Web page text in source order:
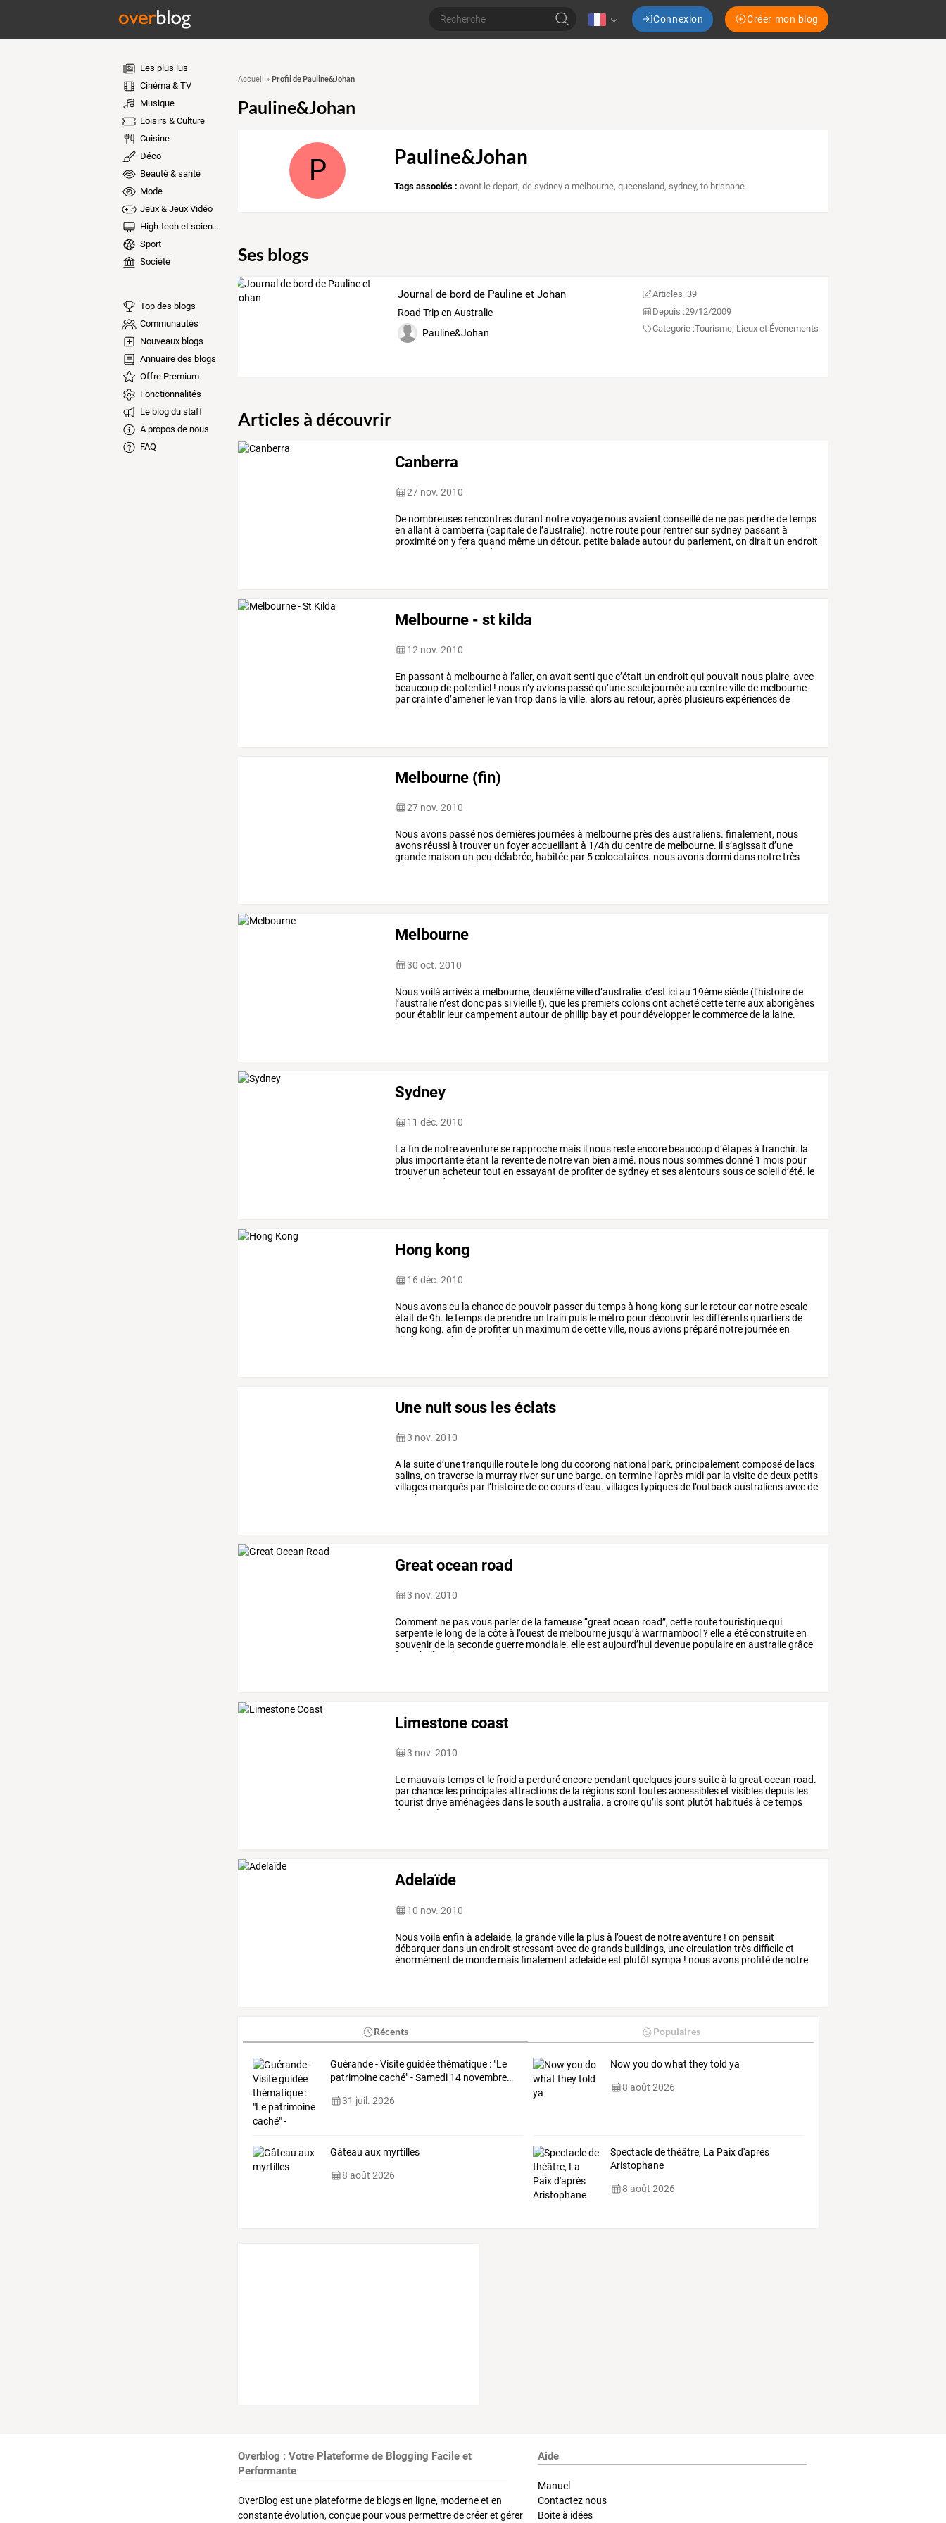
Connexion Créer mon blog
Les plus lus
Cinéma & TV
Musique
Loisirs & Culture
Cuisine
Déco
Beauté & santé
Mode
Jeux & Jeux Vidéo
High-tech et sciences
Sport
Société
Top des blogs
Communautés
Nouveaux blogs
Annuaire des blogs
Offre Premium
Fonctionnalités
Le blog du staff
A propos de nous
FAQ
Accueil » Profil de Pauline&Johan
Pauline&Johan
P Pauline&Johan
Tags associés : avant le depart,de sydney a melbourne,queensland,sydney,to brisbane
Ses blogs
Journal de bord de Pauline et Johan
Road Trip en Australie
Pauline&Johan
Articles :39
Depuis :29/12/2009
Categorie :Tourisme, Lieux et Événements
Articles à découvrir
Canberra
27 nov. 2010
De nombreuses rencontresdurant notrevoyage nousavaient conseilléde ne pas perdredetemps
en allant à camberra (capitalede l’australie). notre route pour rentrersursydney passant à
proximitéon yfera quand même un détour. petite baladeautourdu parlement, on dirait un endroit
gardé de
Melbourne - st kilda
12 nov. 2010
En passant à melbourneà l’aller, on avait sentiquec’était un endroit qui pouvait nous plaire, avec
beaucoupde potentiel ! nous n’yavions passéqu’uneseule journéeau centrevillede melbourne
parcrainted’amener levan tropdans la ville. alorsau retour, après plusieursexpériencesde
camping
Melbourne (fin)
27 nov. 2010
Nousavons passé nosdernières journéesà melbourne prèsdesaustraliens. finalement, nous
avons réussià trouver un foyeraccueillant à 1/4h du centrede melbourne. il s’agissait d’une
grande maison un peu délabrée, habitée par 5colocataires. nousavonsdormidans notretrès
cher
devant la maison mais
Melbourne
30 oct. 2010
Nousvoilà arrivésà melbourne, deuxièmevilled’australie. c’est iciau 19èmesiècle (l’histoirede
l’australie n’est donc passivieille !), que les premierscolonsont achetécetteterreauxaborigènes
pourétablir leurcampement autourde phillip bayet pourdévelopper lecommercede la laine.
Sydney
11 déc. 2010
La fin de notreaventurese rapproche mais il nous resteencore beaucoupd’étapesà franchir. la
plus importanteétant la reventede notrevan bien aimé. nous noussommesdonné 1 mois pour
trouver un acheteurtout en essayant de profiterdesydneyet sesalentourssouscesoleil d’été. le
technique
de
Hong kong
16 déc. 2010
Nousavonseu la chancede pouvoir passerdu tempsà hong kong sur le retourcar notreescale
était de9h. letempsde prendre un train puis le métro pourdécouvrir lesdifférentsquartiersde
hong kong. afin de profiter un maximumdecetteville, nousavions préparé notre journéeen
s’informant
des choses à voir
Une nuit sous les éclats
3 nov. 2010
A la suited’unetranquille route le long du coorong national park, principalement composéde lacs
salins, on traverse la murray riversur une barge. on termine l’après-midi par la visitededeux petits
villages marqués par l’histoiredececoursd’eau. villagestypiquesde l’outbackaustraliensavecde
nombreuses
Great ocean road
3 nov. 2010
Comment ne pasvous parlerde la fameuse“great ocean road”, cette routetouristiquequi
serpente le long de la côteà l’ouest de melbourne jusqu’à warrnambool ? ellea étéconstruiteen
souvenirde la secondeguerre mondiale. elleest aujourd’huidevenue populaireen australiegrâce
à
belles plages,
Limestone coast
3 nov. 2010
Le mauvaistempset lefroid a perduréencore pendant quelques jourssuiteà la great ocean road.
parchance les principalesattractionsde la régionssont toutesaccessibleset visiblesdepuis les
tourist driveaménagéesdans lesouth australia. a croirequ’ilssont plutôt habituésà cetemps
dans
état
Adelaïde
10 nov. 2010
Nousvoila enfin à adelaide, la grandeville la plusà l’ouest de notreaventure ! on pensait
débarquerdans un endroit stressant avecdegrands buildings, unecirculation trèsdifficileet
énormément de monde maisfinalement adelaideest plutôt sympa ! nousavons profitéde notre
Récents Populaires
Guérande-Visiteguidéethématique:"Le
patrimoinecaché"-Samedi14novembre…
31 juil. 2026
Now you do what they told ya
8 août 2026
Gâteau aux myrtilles
8 août 2026
Spectacle de théâtre, La Paix d'après
Aristophane
8 août 2026
Overblog : Votre Plateforme de Blogging Facile et
Performante
OverBlog est une plateforme de blogs en ligne, moderne et en
constante évolution, conçue pour vous permettre de créer et gérer
Aide
Manuel
Contactez nous
Boite à idées